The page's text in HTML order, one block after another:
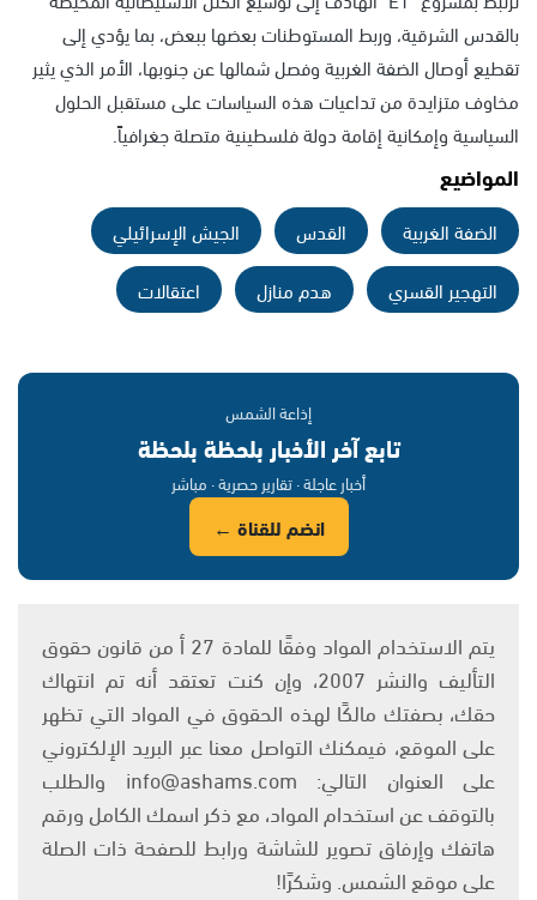
بالقدس الشرقية، وربط المستوطنات بعضها ببعض، بما يؤدي إلى
تقطيع أوصال الضفة الغربية وفصل شمالها عن جنوبها، الأمر الذي يثير
مخاوف متزايدة من تداعيات هذه السياسات على مستقبل الحلول
السياسية وإمكانية إقامة دولة فلسطينية متصلة جغرافياً.
المواضيع
الضفة الغربية القدس
الجيش الإسرائيلي
التهجير القسري
هدم منازل اعتقالات
إذاعة الشمس
تابع آخر الأخبار بلحظة بلحظة
أخبار عاجلة · تقارير حصرية · مباشر
انضم للقناة ←
يتم الاستخدام المواد وفقًا للمادة 27 أ من قانون حقوق
التأليف والنشر 2007، وإن كنت تعتقد أنه تم انتهاك
حقك، بصفتك مالكًا لهذه الحقوق في المواد التي تظهر
على الموقع، فيمكنك التواصل معنا عبر البريد الإلكتروني
على العنوان التالي: info@ashams.com والطلب
بالتوقف عن استخدام المواد، مع ذكر اسمك الكامل ورقم
هاتفك وإرفاق تصوير للشاشة ورابط للصفحة ذات الصلة
على موقع الشمس. وشكرًا!